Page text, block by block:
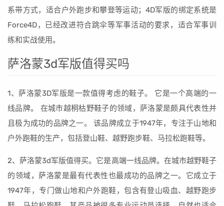
系带方式，适合户外跑步和攀登等运动；4D军版的绑定系统是
Force4D，已经改进符合跳伞等军事活动的要求，适合军事训
练和实战使用。
萨洛蒙3d军版值得买吗
1、萨洛蒙3D军版是一款值得考虑的鞋子。 它是一个高端的一
线品牌。 在城市越桐枯野鞋子的领域，萨洛蒙是颇具代表性并
且极为成功的品牌之一。 该品牌成立于1947年，专注于山地和
户外跑鞋的生产，包括登山鞋、越野跑步鞋、马拉松跑鞋等。
2、萨洛蒙3d军版值得买。它是高端一线品牌。在城市越野鞋子
的领域，萨洛蒙是最有代表性也最成功的品牌之一。它成立于
1947年，专门做山地和户外跑鞋，包含有登山吸血、越野跑步